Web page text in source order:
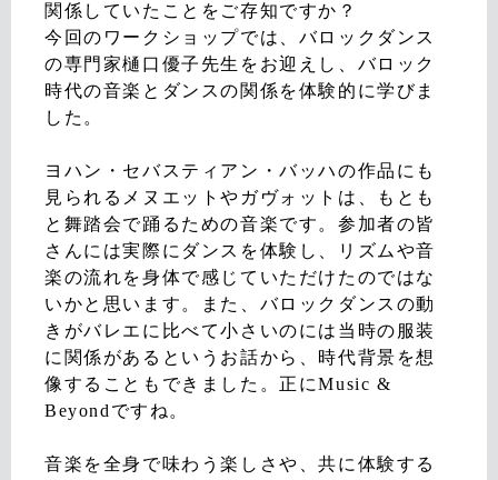
関係していたことをご存知ですか？
今回のワークショップでは、バロックダンス
の専門家樋口優子先生をお迎えし、バロック
時代の音楽とダンスの関係を体験的に学びま
した。
ヨハン・セバスティアン・バッハの作品にも
見られるメヌエットやガヴォットは、もとも
と舞踏会で踊るための音楽です。参加者の皆
さんには実際にダンスを体験し、リズムや音
楽の流れを身体で感じていただけたのではな
いかと思います。また、バロックダンスの動
きがバレエに比べて小さいのには当時の服装
に関係があるというお話から、時代背景を想
像することもできました。正にMusic &
Beyondですね。
音楽を全身で味わう楽しさや、共に体験する